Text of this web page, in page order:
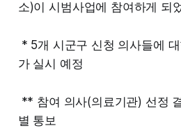
소)이 시범사업에 참여하게 되
* 5개 시군구 신청 의사들에
가 실시 예정
** 참여 의사(의료기관) 선정
별 통보